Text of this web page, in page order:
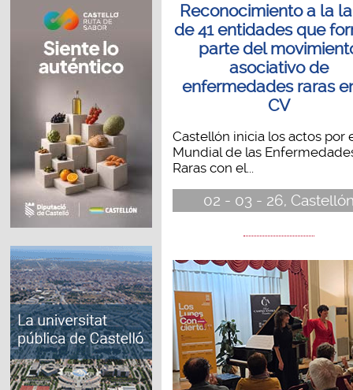
Reconocimiento a la
de 41 entidades que
parte del
asociativo de
enfermedades raras
CV
Castellón inicia los actos por
Mundial de las
Raras con el...
02 - 03 - 26,